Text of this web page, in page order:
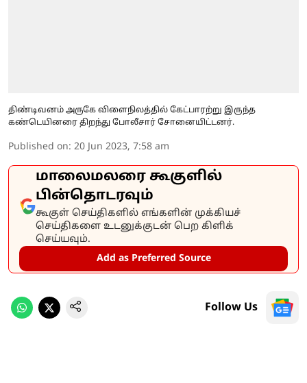
திண்டிவனம் அருகே விளைநிலத்தில் கேட்பாரற்று இருந்த
கண்டெயினரை திறந்து போலீசார் சோனையிட்டனர்.
Published on: 20 Jun 2023, 7:58 am
மாலைமலரை கூகுளில்
பின்தொடரவும்
கூகுள் செய்திகளில் எங்களின் முக்கியச்
செய்திகளை உடனுக்குடன் பெற கிளிக்
செய்யவும்.
Add as Preferred Source
Follow Us